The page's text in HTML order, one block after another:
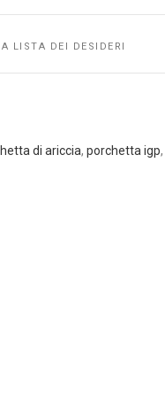
LISTA DEI DESIDERI
di ariccia, porchetta igp,